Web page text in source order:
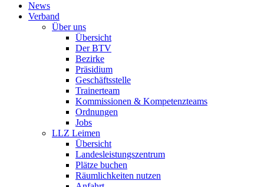
News
Verband
Über uns
Übersicht
Der BTV
Bezirke
Präsidium
Geschäftsstelle
Trainerteam
Kommissionen & Kompetenzteams
Ordnungen
Jobs
LLZ Leimen
Übersicht
Landesleistungszentrum
Plätze buchen
Räumlichkeiten nutzen